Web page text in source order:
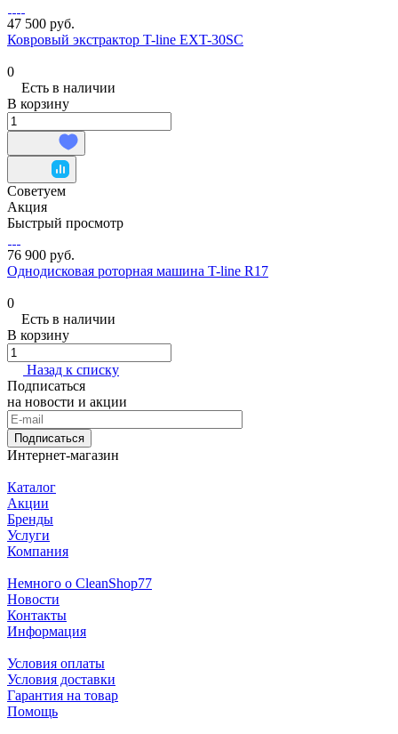
47 500 руб.
Ковровый экстрактор T-line EXT-30SC
0
Есть в наличии
В корзину
Советуем
Акция
Быстрый просмотр
76 900 руб.
Однодисковая роторная машина T-line R17
0
Есть в наличии
В корзину
Назад к списку
Подписаться
на новости и акции
Подписаться
Интернет-магазин
Каталог
Акции
Бренды
Услуги
Компания
Немного о CleanShop77
Новости
Контакты
Информация
Условия оплаты
Условия доставки
Гарантия на товар
Помощь